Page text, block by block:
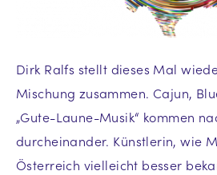
Dirk Ralfs stellt dieses Mal
Mischung zusammen. Cajun,
„Gute-Laune-Musik“ kommen
durcheinander. Künstlerin, wie
Österreich vielleicht besser